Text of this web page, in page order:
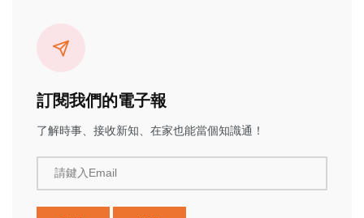
訂閱我們的電子報
了解時事、接收新知、在家也能當個知識通！
請鍵入Email